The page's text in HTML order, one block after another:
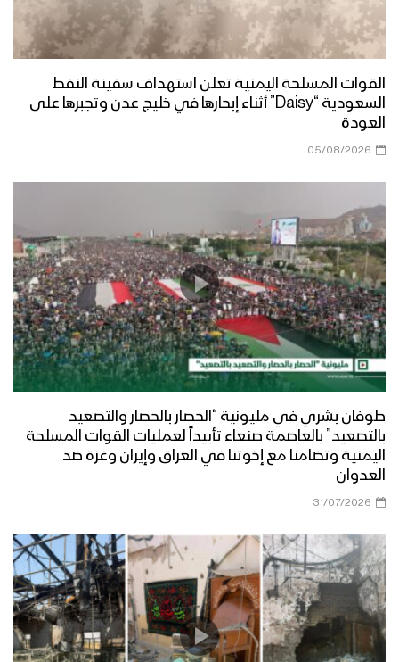
القوات المسلحة اليمنية تعلن استهداف سفينة النفط
السعودية “Daisy” أثناء إبحارها في خليج عدن وتجبرها على
العودة
05/08/2026
طوفان بشري في مليونية “الحصار بالحصار والتصعيد
بالتصعيد” بالعاصمة صنعاء تأييداً لعمليات القوات المسلحة
اليمنية وتضامنا مع إخوتنا في العراق وإيران وغزة ضد
العدوان
31/07/2026